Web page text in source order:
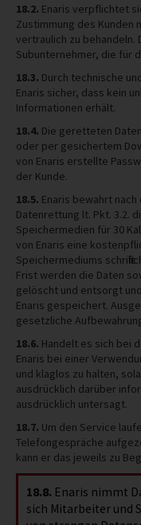
18.2. Enaris verpflichtet
Zustimmung des Kunden
vertraulich zu behandeln.
Subunternehmer, die für
18.3. Durch technische
Enaris sicher, dass kein
Informationen erhält.
18.4. Die geretteten
oder per gesichertem
von Enaris erstellte
der Kunde.
18.5. Enaris bewahrt
Datenrettung lt. Pkt. 3.2.
Speichermedien für 30
von Enaris eine
Speichermediums
Frist werden die Daten
gelöscht und entsorgt
Enaris gespeichert.
gesetzliche
18.6. Handelt es sich bei
Enaris bei einer
und klaglos zu halten,
ausdrücklich darüber
ausdrücklich untersagt.
18.7. Um den Service
Telefongespräche
kann er das jeweils zu
18.8. Enaris nimmt
sich Mitarbeiter und